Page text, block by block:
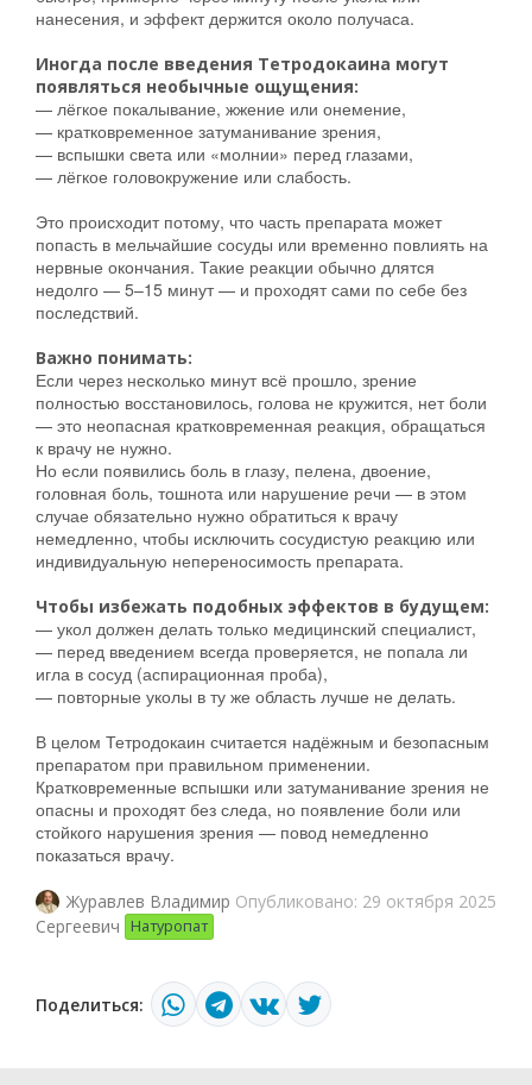
нанесения, и эффект держится около получаса.
Иногда после введения Тетродокаина могут
появляться необычные ощущения:
— лёгкое покалывание, жжение или онемение,
— кратковременное затуманивание зрения,
— вспышки света или «молнии» перед глазами,
— лёгкое головокружение или слабость.
Это происходит потому, что часть препарата может
попасть в мельчайшие сосуды или временно повлиять на
нервные окончания. Такие реакции обычно длятся
недолго — 5–15 минут — и проходят сами по себе без
последствий.
Важно понимать:
Если через несколько минут всё прошло, зрение
полностью восстановилось, голова не кружится, нет боли
— это неопасная кратковременная реакция, обращаться
к врачу не нужно.
Но если появились боль в глазу, пелена, двоение,
головная боль, тошнота или нарушение речи — в этом
случае обязательно нужно обратиться к врачу
немедленно, чтобы исключить сосудистую реакцию или
индивидуальную непереносимость препарата.
Чтобы избежать подобных эффектов в будущем:
— укол должен делать только медицинский специалист,
— перед введением всегда проверяется, не попала ли
игла в сосуд (аспирационная проба),
— повторные уколы в ту же область лучше не делать.
В целом Тетродокаин считается надёжным и безопасным
препаратом при правильном применении.
Кратковременные вспышки или затуманивание зрения не
опасны и проходят без следа, но появление боли или
стойкого нарушения зрения — повод немедленно
показаться врачу.
Опубликовано: 29 октября 2025
Журавлев Владимир
Сергеевич
Натуропат
Поделиться: